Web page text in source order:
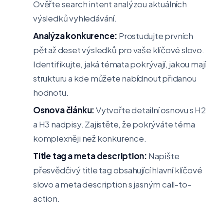
Ověřte search intent analýzou aktuálních
výsledků vyhledávání.
Analýza konkurence: Prostudujte prvních
pět až deset výsledků pro vaše klíčové slovo.
Identifikujte, jaká témata pokrývají, jakou mají
strukturu a kde můžete nabídnout přidanou
hodnotu.
Osnova článku:Vytvořte detailní osnovu s H2
a H3 nadpisy. Zajistěte, že pokrýváte téma
komplexněji než konkurence.
Title tag a meta description: Napište
přesvědčivý title tag obsahující hlavní klíčové
slovo a meta description s jasným call-to-
action.